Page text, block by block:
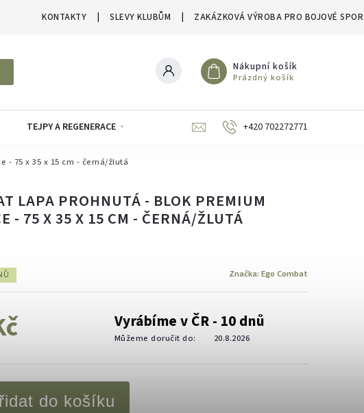
KONTAKTY SLEVY KLUBŮM ZAKÁZKOVÁ VÝROBA PRO BOJOVÉ
Nákupní košík
Prázdný košík
TEJPY A REGENERACE SLEVY A VÝPRODEJE
+420 702272771
- 75 x 35 x 15 cm - černá/žlutá
LAPA PROHNUTÁ - BLOK PREMIUM
- 75 X 35 X 15 CM - ČERNÁ/ŽLUTÁ
Značka: Ego Combat
Vyrábíme v ČR - 10 dnů
Můžeme doručit do: 20.8.2026
do košíku